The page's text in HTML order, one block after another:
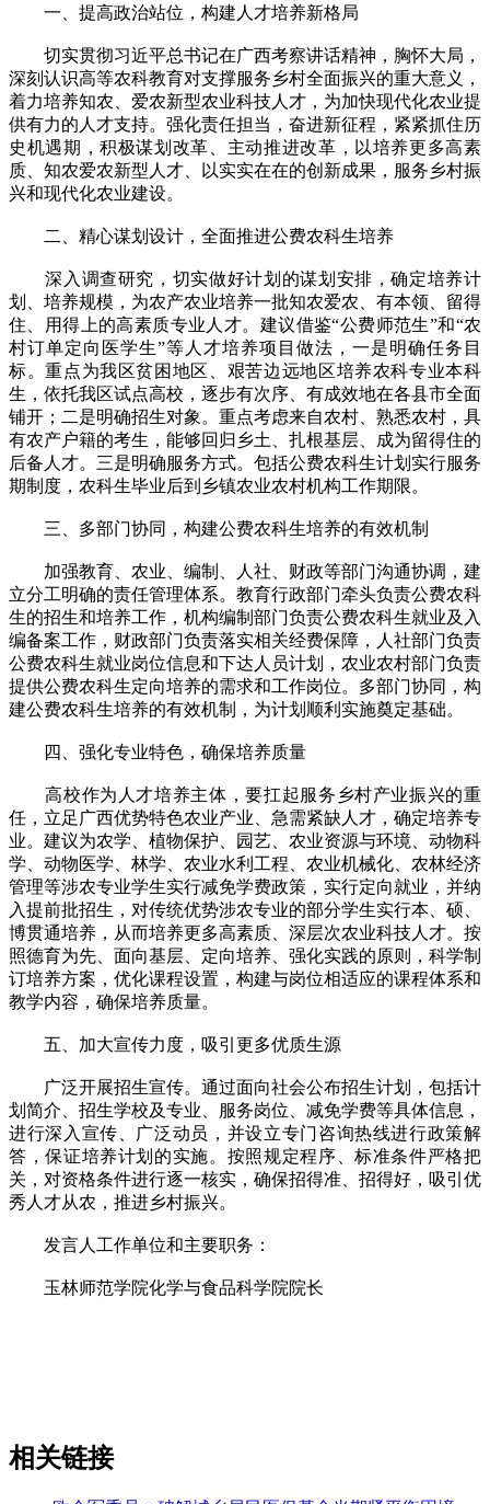
一、提高政治站位，构建人才培养新格局
切实贯彻习近平总书记在广西考察讲话精神，胸怀大局，
深刻认识高等农科教育对支撑服务乡村全面振兴的重大意义，
着力培养知农、爱农新型农业科技人才，为加快现代化农业提
供有力的人才支持。强化责任担当，奋进新征程，紧紧抓住历
史机遇期，积极谋划改革、主动推进改革，以培养更多高素
质、知农爱农新型人才、以实实在在的创新成果，服务乡村振
兴和现代化农业建设。
二、精心谋划设计，全面推进公费农科生培养
深入调查研究，切实做好计划的谋划安排，确定培养计
划、培养规模，为农产农业培养一批知农爱农、有本领、留得
住、用得上的高素质专业人才。建议借鉴“公费师范生”和“农
村订单定向医学生”等人才培养项目做法，一是明确任务目
标。重点为我区贫困地区、艰苦边远地区培养农科专业本科
生，依托我区试点高校，逐步有次序、有成效地在各县市全面
铺开；二是明确招生对象。重点考虑来自农村、熟悉农村，具
有农产户籍的考生，能够回归乡土、扎根基层、成为留得住的
后备人才。三是明确服务方式。包括公费农科生计划实行服务
期制度，农科生毕业后到乡镇农业农村机构工作期限。
三、多部门协同，构建公费农科生培养的有效机制
加强教育、农业、编制、人社、财政等部门沟通协调，建
立分工明确的责任管理体系。教育行政部门牵头负责公费农科
生的招生和培养工作，机构编制部门负责公费农科生就业及入
编备案工作，财政部门负责落实相关经费保障，人社部门负责
公费农科生就业岗位信息和下达人员计划，农业农村部门负责
提供公费农科生定向培养的需求和工作岗位。多部门协同，构
建公费农科生培养的有效机制，为计划顺利实施奠定基础。
四、强化专业特色，确保培养质量
高校作为人才培养主体，要扛起服务乡村产业振兴的重
任，立足广西优势特色农业产业、急需紧缺人才，确定培养专
业。建议为农学、植物保护、园艺、农业资源与环境、动物科
学、动物医学、林学、农业水利工程、农业机械化、农林经济
管理等涉农专业学生实行减免学费政策，实行定向就业，并纳
入提前批招生，对传统优势涉农专业的部分学生实行本、硕、
博贯通培养，从而培养更多高素质、深层次农业科技人才。按
照德育为先、面向基层、定向培养、强化实践的原则，科学制
订培养方案，优化课程设置，构建与岗位相适应的课程体系和
教学内容，确保培养质量。
五、加大宣传力度，吸引更多优质生源
广泛开展招生宣传。通过面向社会公布招生计划，包括计
划简介、招生学校及专业、服务岗位、减免学费等具体信息，
进行深入宣传、广泛动员，并设立专门咨询热线进行政策解
答，保证培养计划的实施。按照规定程序、标准条件严格把
关，对资格条件进行逐一核实，确保招得准、招得好，吸引优
秀人才从农，推进乡村振兴。
发言人工作单位和主要职务：
玉林师范学院化学与食品科学院院长
相关链接